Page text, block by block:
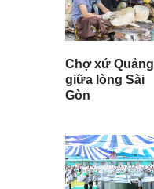
Chợ xứ Quảng
giữa lòng Sài
Gòn